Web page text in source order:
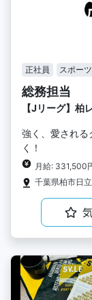
正社員 スポー
総務担当
【Jリーグ】柏
強く、愛される
く！
月給: 331,500
千葉県柏市日